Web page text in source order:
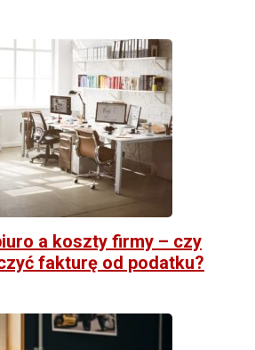
a koszty firmy – czy
fakturę od podatku?